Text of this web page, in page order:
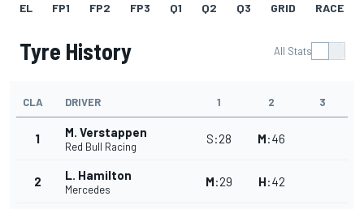
EL FP1 FP2 FP3 Q1 Q2 Q3 GRID RACE
Tyre History All Stats
CLA DRIVER 1 2 3
1 M. Verstappen
Red Bull Racing
S:28 M:46
2 L. Hamilton
Mercedes
M:29 H:42